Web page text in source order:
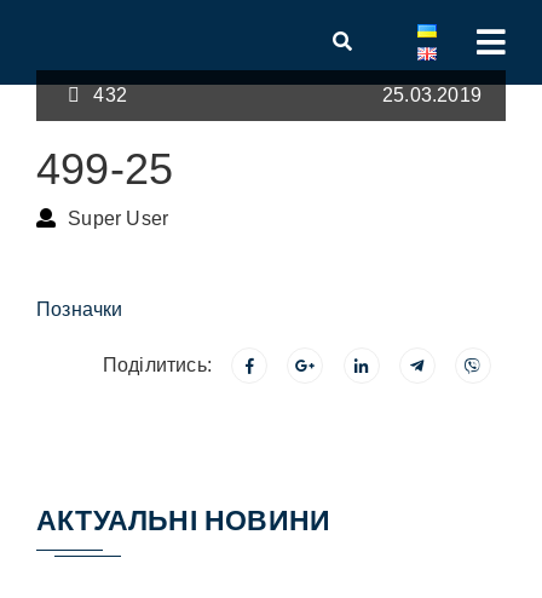
432 25.03.2019
499-25
Super User
Позначки
Поділитись:
АКТУАЛЬНІ НОВИНИ